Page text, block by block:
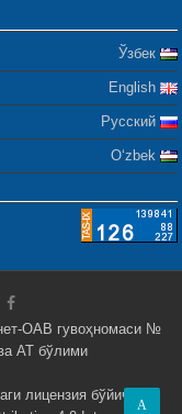
Ўзбек
English
Русский
Oʻzbek
ОАВ гувоҳномаси №
АТ бўлими
лицензия бўйича
A